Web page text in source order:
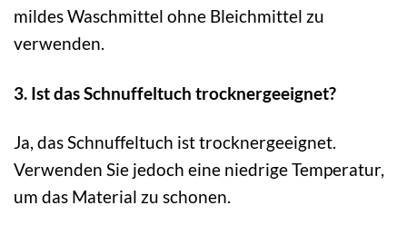
mildes Waschmittel ohne Bleichmittel zu
verwenden.
3. Ist das Schnuffeltuch trocknergeeignet?
Ja, das Schnuffeltuch ist trocknergeeignet.
Verwenden Sie jedoch eine niedrige Temperatur,
um das Material zu schonen.